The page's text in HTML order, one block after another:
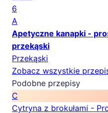
6
A
Apetyczne kanapki -
przekąski
Przekąski
Zobacz wszystkie
Podobne przepisy
C
Cytryna z brokułami -